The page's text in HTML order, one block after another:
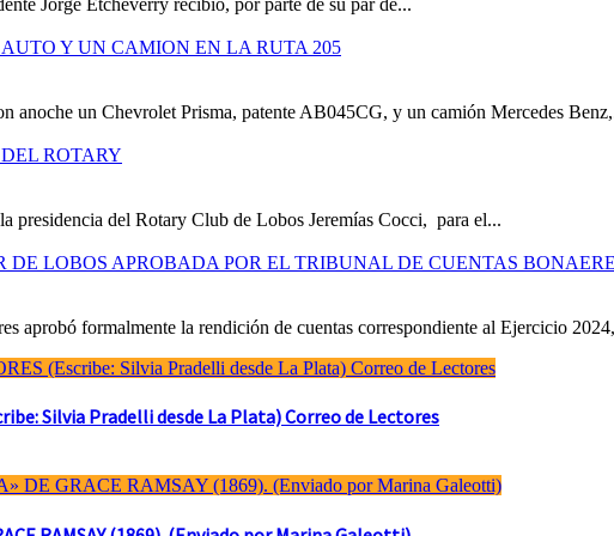
Y UN CAMION EN LA RUTA 205
anoche un Chevrolet Prisma, patente AB045CG, y un camión Mercedes
ROTARY
presidencia del Rotary Club de Lobos Jeremías Cocci, para el...
DE LOBOS APROBADA POR EL TRIBUNAL DE CUENTAS
aprobó formalmente la rendición de cuentas correspondiente al Ejercicio
Silvia Pradelli desde La Plata) Correo de Lectores